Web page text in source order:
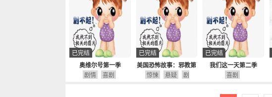
奥维尔号第一季
已完结
剧情 喜剧
美国恐怖故事：邪教第
七季
已完结
惊悚 悬疑
剧
我们这一天第二季
已完结
喜剧